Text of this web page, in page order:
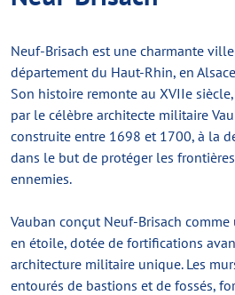
Neuf-Brisach est une charmante
département du Haut-Rhin, en
Son histoire remonte au XVIIe
par le célèbre architecte militaire
construite entre 1698 et 1700, à la
dans le but de protéger les
ennemies.
Vauban conçut Neuf-Brisach
en étoile, dotée de fortifications
architecture militaire unique. Les
entourés de bastions et de fossés,